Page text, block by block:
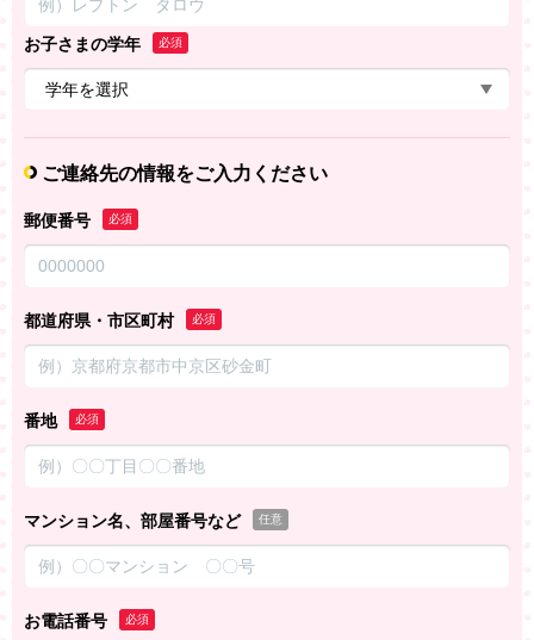
お子さまの学年 必須
ご連絡先の情報をご入力ください
郵便番号 必須
都道府県・市区町村 必須
番地 必須
マンション名、部屋番号など 任意
お電話番号 必須